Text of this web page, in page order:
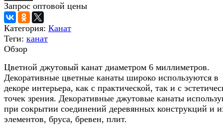
Запрос оптовой цены
Категория: Канат
Теги: канат
Обзор
Цветной джутовый канат диаметром 6 миллиметров.
Декоративные цветные канаты широко используются в
декоре интерьера, как с практической, так и с
точек зрения. Декоративные джутовые канаты
при сокрытии соединений деревянных конструкций и
элементов, бруса, бревен, плит.